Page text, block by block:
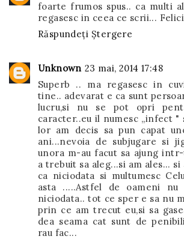
foarte frumos spus.. ca multi
regasesc in ceea ce scrii...
Răspundeți Ștergere
Unknown 23 mai, 2014 17:48
Superb .. ma regasesc in
tine.. adevarat e ca sunt
lucru,si nu se pot opri
caracter..eu il numesc ,,infect "
lor am decis sa pun capat
ani...nevoia de subjugare si
unora m-au facut sa ajung
a trebuit sa aleg...si am ales...
ca niciodata si multumesc
asta .....Astfel de oameni nu
niciodata.. tot ce sper e sa nu
prin ce am trecut eu,si sa
dea seama cat sunt de
rau fac...